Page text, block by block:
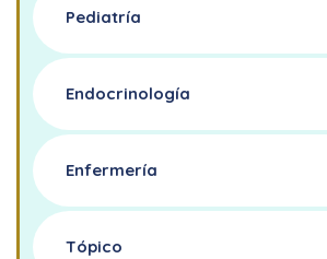
Pediatría
Endocrinología
Enfermería
Tópico